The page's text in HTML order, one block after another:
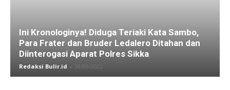
Ini Kronologinya! Diduga Teriaki Kata Sambo,
Para Frater dan Bruder Ledalero Ditahan dan
Diinterogasi Aparat Polres Sikka
Redaksi Bulir.id - 30/09/2022